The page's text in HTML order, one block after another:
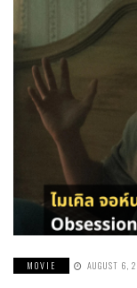
MOVIE AUGUST 6,